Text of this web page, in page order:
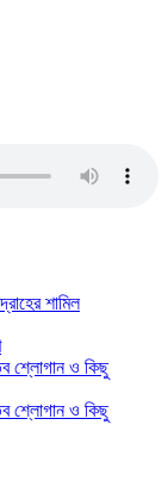
শামিল
শ্লোগান ও কিছু
শ্লোগান ও কিছু